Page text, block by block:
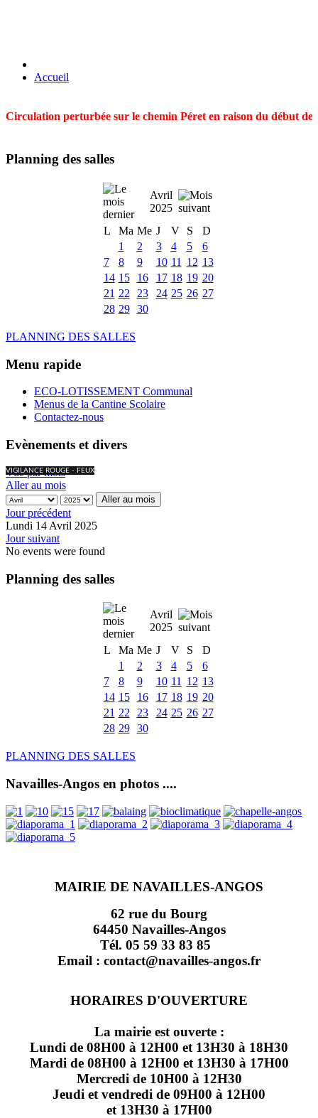
Accueil
Circulation perturbée sur le chemin Péret en raison du début
Planning des salles
Avril
2025
L
Ma Me J V S
D
1
2 3 4 5
6
7
8 9 10 11 12 13
14 15 16 17 18 19 20
21 22 23 24 25 26 27
28 29 30
PLANNING DES SALLES
Menu rapide
ECO-LOTISSEMENT Communal
Menus de la Cantine Scolaire
Contactez-nous
Evènements et divers
VIGILANCE ROUGE - FEUX
Vue par mois
Aller au mois
Aller au mois
Jour précédent
Lundi 14 Avril 2025
Jour suivant
No events were found
Planning des salles
Avril
2025
L
Ma Me J V S
D
1
2 3 4 5
6
7
8 9 10 11 12 13
14 15 16 17 18 19 20
21 22 23 24 25 26 27
28 29 30
PLANNING DES SALLES
Navailles-Angos en photos ....
MAIRIE DE NAVAILLES-ANGOS
62 rue du Bourg
64450 Navailles-Angos
Tél. 05 59 33 83 85
Email : contact@navailles-angos.fr
HORAIRES D'OUVERTURE
La mairie est ouverte :
Lundi de 08H00 à 12H00 et 13H30 à 18H30
Mardi de 08H00 à 12H00 et 13H30 à 17H00
Mercredi de 10H00 à 12H30
Jeudi et vendredi de 09H00 à 12H00
et 13H30 à 17H00